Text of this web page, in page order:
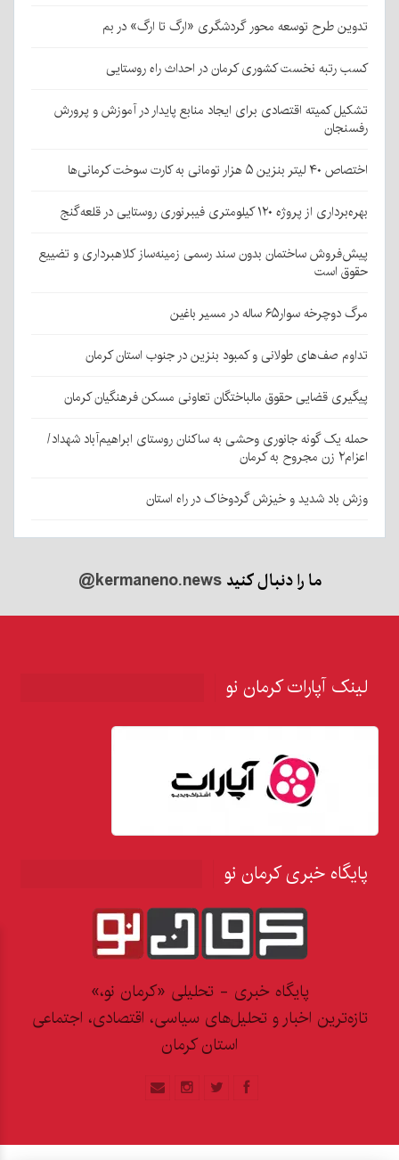
تدوین طرح توسعه محور گردشگری «ارگ تا ارگ» در بم
کسب رتبه نخست کشوری کرمان در احداث راه روستایی
تشکیل کمیته اقتصادی برای ایجاد منابع پایدار در آموزش و پرورش
رفسنجان
اختصاص ۴۰ لیتر بنزین ۵ هزار تومانی به کارت سوخت کرمانی‌ها
بهره‌برداری از پروژه ۱۲۰ کیلومتری فیبرنوری روستایی در قلعه‌گنج
پیش‌فروش ساختمان بدون سند رسمی زمینه‌ساز کلاهبرداری و تضییع
حقوق است
مرگ دوچرخه سوار۶۵ ساله در مسیر باغین
تداوم صف‌های طولانی و کمبود بنزین در جنوب استان کرمان
پیگیری قضایی حقوق مالباختگان تعاونی مسکن فرهنگیان کرمان
حمله یک گونه جانوری وحشی به ساکنان روستای ابراهیم‌آباد شهداد/
اعزام۲ زن مجروح به کرمان
وزش باد شدید و خیزش گردوخاک در راه استان
ما را دنبال کنید@kermaneno.news
لینک آپارات کرمان نو
پایگاه خبری کرمان نو
پایگاه خبری - تحلیلی «کرمان نو،»
تازه‌ترین اخبار و تحلیل‌های سیاسی، اقتصادی، اجتماعی
استان کرمان